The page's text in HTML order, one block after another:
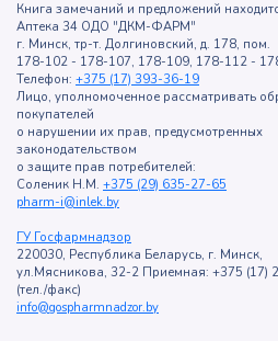
Книга замечаний и предложений
Аптека 34 ОДО "ДКМ-ФАРМ"
г. Минск, тр-т. Долгиновский, д. 178, пом.
178-102 - 178-107, 178-109, 178-112 -
Телефон: +375 (17) 393-36-19
Лицо, уполномоченное рассматривать
покупателей
о нарушении их прав, предусмотренных
законодательством
о защите прав потребителей:
Соленик Н.М. +375 (29) 635-27-65
pharm-i@inlek.by
ГУ Госфармнадзор
220030, Республика Беларусь, г. Минск,
ул.Мясникова, 32-2 Приемная: +375 (17)
(тел./факс)
info@gospharmnadzor.by